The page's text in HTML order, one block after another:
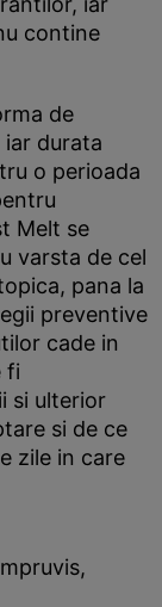
contine
de
iar durata
o perioada
Melt se
varsta de cel
pana la
preventive
cade in
fi
si ulterior
si de ce
zile in care